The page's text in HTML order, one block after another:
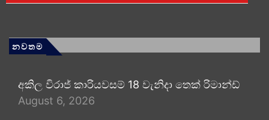
නවතම
අකිල විරාජ් කාරියවසම් 18 වැනිදා තෙක් රිමාන්ඩ්
August 6, 2026